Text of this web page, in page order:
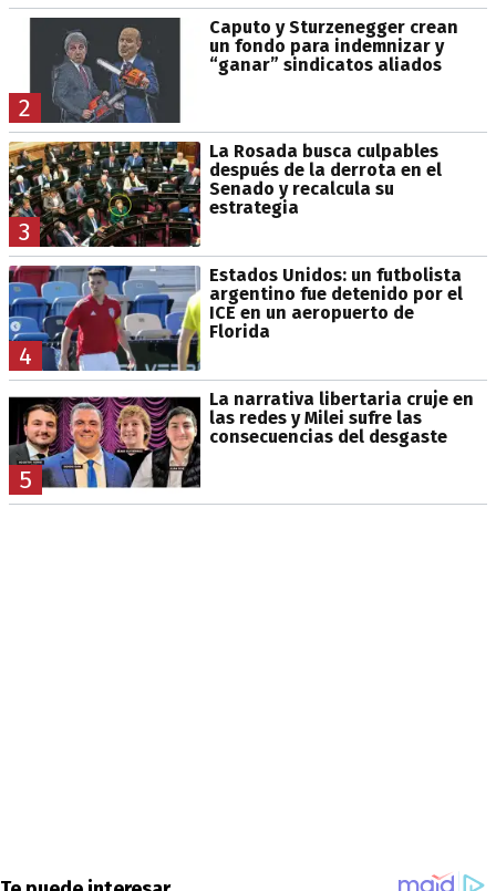
2
Caputo y Sturzenegger crean
un fondo para indemnizar y
“ganar” sindicatos aliados
3
La Rosada busca culpables
después de la derrota en el
Senado y recalcula su
estrategia
4
Estados Unidos: un futbolista
argentino fue detenido por el
ICE en un aeropuerto de
Florida
5
La narrativa libertaria cruje en
las redes y Milei sufre las
consecuencias del desgaste